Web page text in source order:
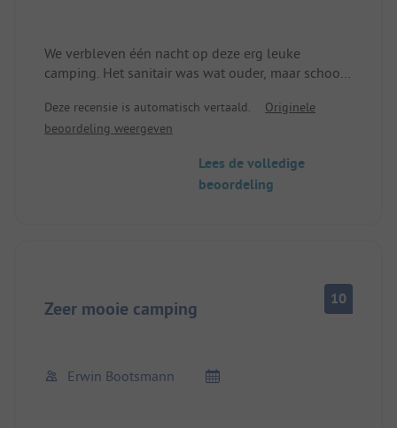
We verbleven één nacht op deze erg leuke
camping. Het sanitair was wat ouder, maar schoon
Er was zelfs een zwembad, maar dat hebben we
niet getest.
Deze recensie is automatisch vertaald.
Originele
beoordeling weergeven
Lees de volledige
beoordeling
Zeer mooie camping 10
Erwin Bootsmann